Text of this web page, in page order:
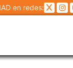
en redes: